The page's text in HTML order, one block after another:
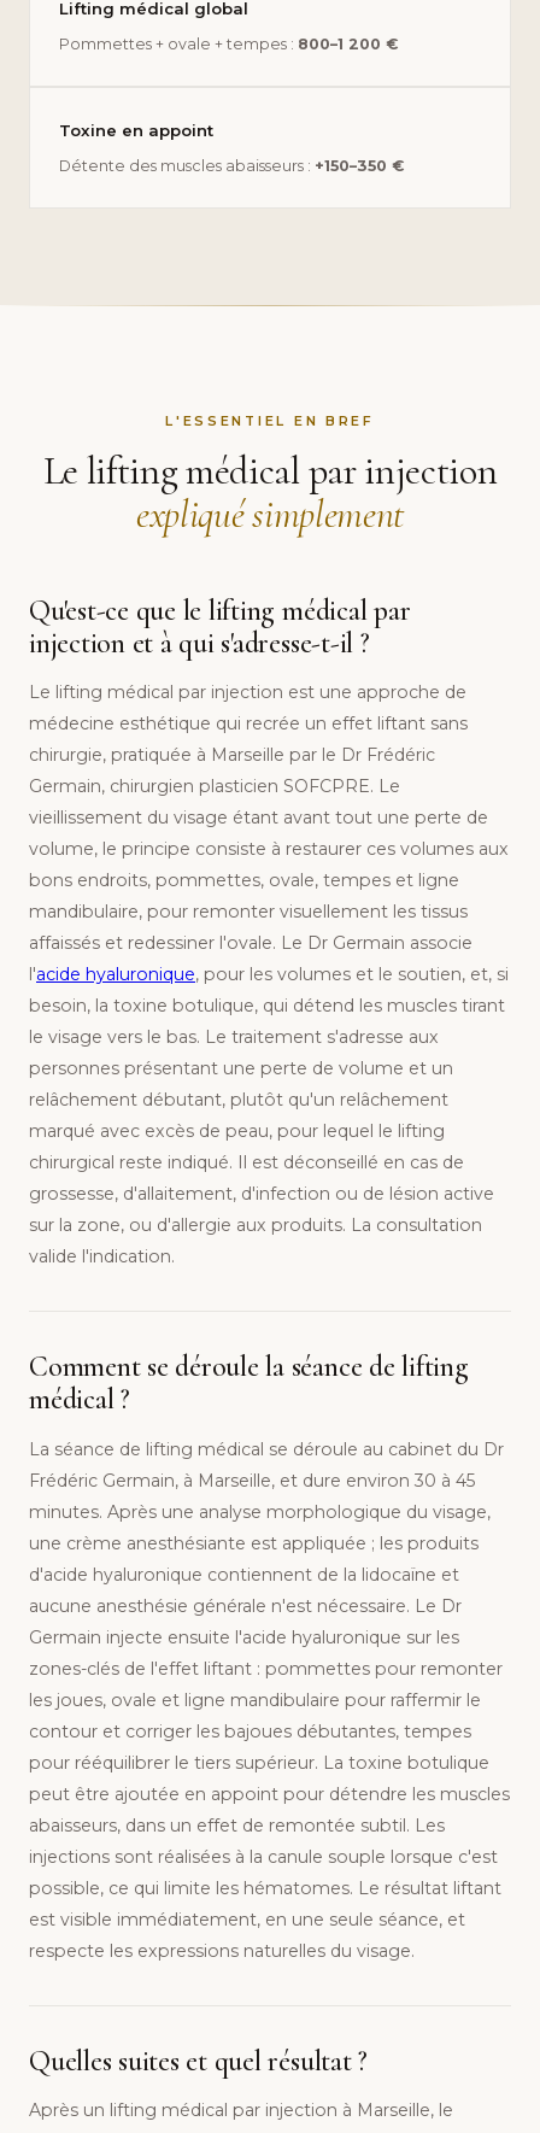
Lifting médical global
Pommettes + ovale + tempes : 800–1 200 €
Toxine en appoint
Détente des muscles abaisseurs : +150–350 €
L'ESSENTIEL EN BREF
Le lifting médical par injection
expliqué simplement
Qu'est-ce que le lifting médical par
injection et à qui s'adresse-t-il ?
Le lifting médical par injection est une approche de
médecine esthétique qui recrée un effet liftant sans
chirurgie, pratiquée à Marseille par le Dr Frédéric
Germain, chirurgien plasticien SOFCPRE. Le
vieillissement du visage étant avant tout une perte de
volume, le principe consiste à restaurer ces volumes aux
bons endroits, pommettes, ovale, tempes et ligne
mandibulaire, pour remonter visuellement les tissus
affaissés et redessiner l'ovale. Le Dr Germain associe
l'acide hyaluronique, pour les volumes et le soutien, et, si
besoin, la toxine botulique, qui détend les muscles tirant
le visage vers le bas. Le traitement s'adresse aux
personnes présentant une perte de volume et un
relâchement débutant, plutôt qu'un relâchement
marqué avec excès de peau, pour lequel le lifting
chirurgical reste indiqué. Il est déconseillé en cas de
grossesse, d'allaitement, d'infection ou de lésion active
sur la zone, ou d'allergie aux produits. La consultation
valide l'indication.
Comment se déroule la séance de lifting
médical ?
La séance de lifting médical se déroule au cabinet du Dr
Frédéric Germain, à Marseille, et dure environ 30 à 45
minutes. Après une analyse morphologique du visage,
une crème anesthésiante est appliquée ; les produits
d'acide hyaluronique contiennent de la lidocaïne et
aucune anesthésie générale n'est nécessaire. Le Dr
Germain injecte ensuite l'acide hyaluronique sur les
zones-clés de l'effet liftant : pommettes pour remonter
les joues, ovale et ligne mandibulaire pour raffermir le
contour et corriger les bajoues débutantes, tempes
pour rééquilibrer le tiers supérieur. La toxine botulique
peut être ajoutée en appoint pour détendre les muscles
abaisseurs, dans un effet de remontée subtil. Les
injections sont réalisées à la canule souple lorsque c'est
possible, ce qui limite les hématomes. Le résultat liftant
est visible immédiatement, en une seule séance, et
respecte les expressions naturelles du visage.
Quelles suites et quel résultat ?
Après un lifting médical par injection à Marseille, le